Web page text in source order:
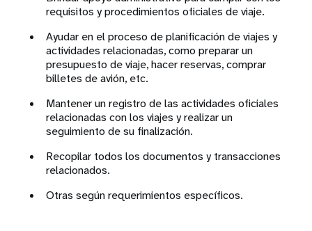
requisitos y procedimientos oficiales de viaje.
Ayudar en el proceso de planificación de viajes y
actividades relacionadas, como preparar un
presupuesto de viaje, hacer reservas, comprar
billetes de avión, etc.
Mantener un registro de las actividades oficiales
relacionadas con los viajes y realizar un
seguimiento de su finalización.
Recopilar todos los documentos y transacciones
relacionados.
Otras según requerimientos específicos.